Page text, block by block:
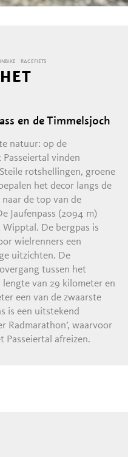
RACEFIETS
en de Timmelsjoch
natuur: op de
Passeiertal vinden
rotshellingen, groene
het decor langs de
de top van de
Jaufenpass (2094 m)
De bergpas is
wielrenners een
uitzichten. De
tussen het
lengte van 29 kilometer en
een van de zwaarste
is een uitstekend
Radmarathon’, waarvoor
Passeiertal afreizen.